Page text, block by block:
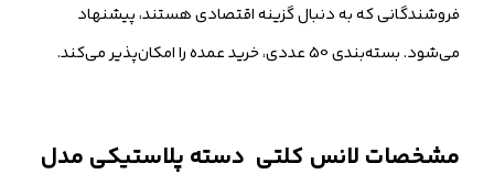
فروشندگانی که به دنبال گزینه اقتصادی هستند، پیشنهاد
می‌شود. بسته‌بندی 50 عددی، خرید عمده را امکان‌پذیر می‌کند.
مشخصات لانس کلتی دسته پلاستیکی مدل